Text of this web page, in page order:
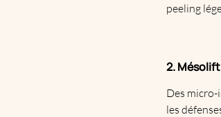
peeling
2.
Des micro-
les